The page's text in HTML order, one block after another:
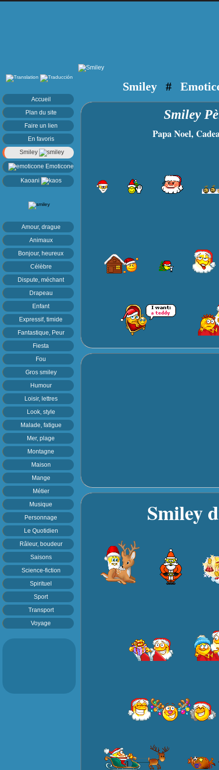
Accueil
Plan du site
Faire un lien
En favoris
Smiley
Emoticone
Kaoani
Amour, drague
Animaux
Bonjour, heureux
Célèbre
Dispute, méchant
Drapeau
Enfant
Expressif, timide
Fantastique, Peur
Fiesta
Fou
Gros smiley
Humour
Loisir, lettres
Look, style
Malade, fatigue
Mer, plage
Montagne
Maison
Mange
Métier
Musique
Personnage
Le Quotidien
Râleur, boudeur
Saisons
Science-fiction
Spirituel
Sport
Transport
Voyage
Smiley#
Smiley
Papa Noel,
Smiley